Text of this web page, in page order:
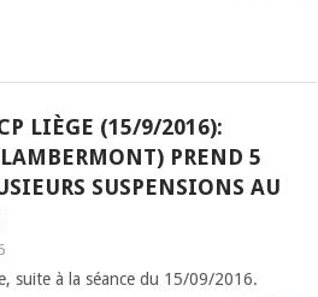
LIÈGE (15/9/2016):
PREND 5
SUSPENSIONS AU
suite à la séance du 15/09/2016.